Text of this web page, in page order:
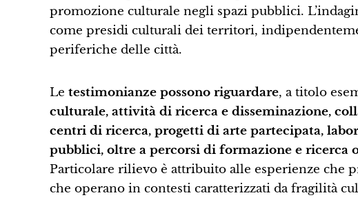
promozione culturale negli spazi pubblici.
come presidi culturali dei territori,
periferiche delle città.
Le testimonianze possono riguardare, a titolo
culturale, attività di ricerca e disseminazione,
centri di ricerca, progetti di arte partecipata,
pubblici, oltre a percorsi di formazione e
Particolare rilievo è attribuito alle esperienze che
che operano in contesti caratterizzati da fragilità